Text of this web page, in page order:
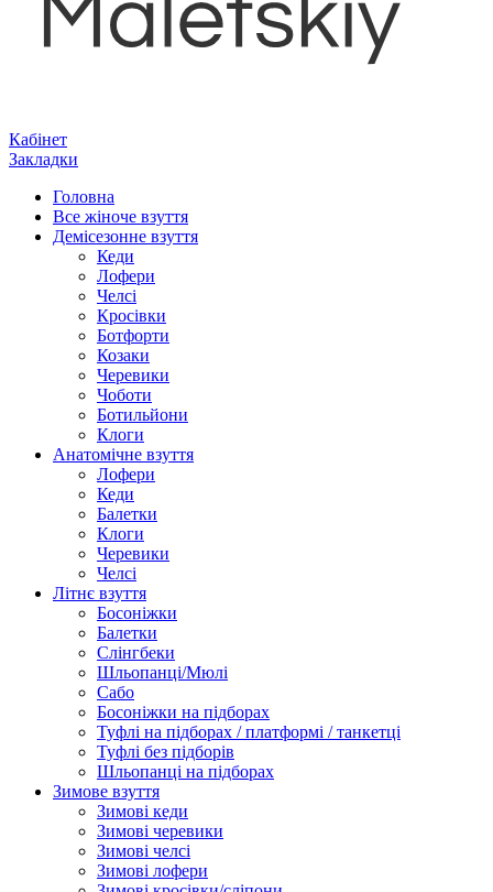
Кабінет
Закладки
Головна
Все жіноче взуття
Демісезонне взуття
Кеди
Лофери
Челсі
Кросівки
Ботфорти
Козаки
Черевики
Чоботи
Ботильйони
Клоги
Анатомічне взуття
Лофери
Кеди
Балетки
Клоги
Черевики
Челсі
Літнє взуття
Босоніжки
Балетки
Слінгбеки
Шльопанці/Мюлі
Сабо
Босоніжки на підборах
Туфлі на підборах / платформі / танкетці
Туфлі без підборів
Шльопанці на підборах
Зимове взуття
Зимові кеди
Зимові черевики
Зимові челсі
Зимові лофери